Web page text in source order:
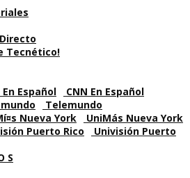
Tecnético!
CNN En Español
Telemundo
UniMás Nueva York
Univisión Puerto
S